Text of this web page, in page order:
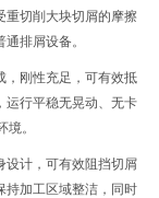
重切削大块切屑的摩擦
排屑设备。
，刚性充足，可有效抵
运行平稳无晃动、无卡
。
设计，可有效阻挡切屑
持加工区域整洁，同时